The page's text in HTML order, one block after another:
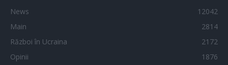
News
12042
Main
2814
Război în Ucraina
2172
Opinii
1876